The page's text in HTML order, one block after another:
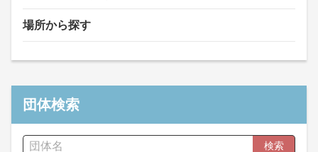
場所から探す
団体検索
検索